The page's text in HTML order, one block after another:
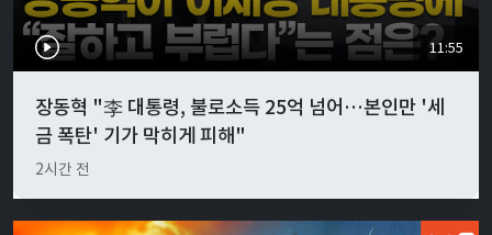
11:55
장동혁 "李 대통령, 불로소득 25억 넘어…본인만 '세
금 폭탄' 기가 막히게 피해"
2시간 전